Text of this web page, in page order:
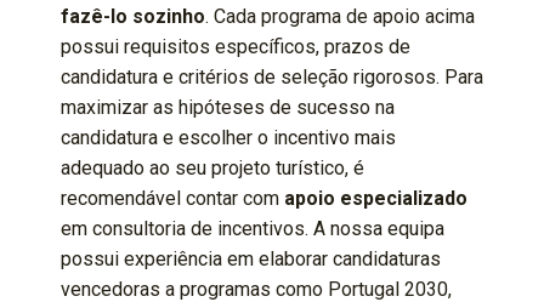
fazê-lo sozinho. Cada programa de apoio acima
possui requisitos específicos, prazos de
candidatura e critérios de seleção rigorosos. Para
maximizar as hipóteses de sucesso na
candidatura e escolher o incentivo mais
adequado ao seu projeto turístico, é
recomendável contar com apoio especializado
em consultoria de incentivos. A nossa equipa
possui experiência em elaborar candidaturas
vencedoras a programas como Portugal 2030,